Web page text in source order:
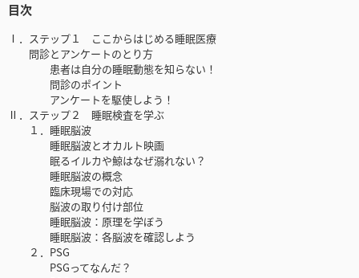
目次
Ⅰ．ステップ１ ここからはじめる睡眠医療
問診とアンケートのとり方
患者は自分の睡眠動態を知らない！
問診のポイント
アンケートを駆使しよう！
Ⅱ．ステップ２ 睡眠検査を学ぶ
１．睡眠脳波
睡眠脳波とオカルト映画
眠るイルカや鯨はなぜ溺れない？
睡眠脳波の概念
臨床現場での対応
脳波の取り付け部位
睡眠脳波：原理を学ぼう
睡眠脳波：各脳波を確認しよう
２．PSG
PSGってなんだ？